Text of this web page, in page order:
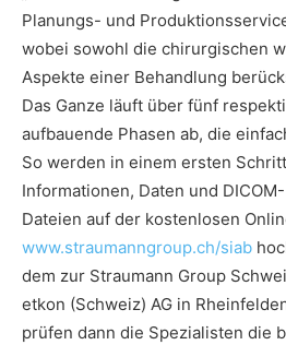
Planungs- und
wobei sowohl die chirurgischen
Aspekte einer Behandlung
Das Ganze läuft über fünf
aufbauende Phasen ab, die
So werden in einem ersten
Informationen, Daten und
Dateien auf der kostenlosen
www.straumanngroup.ch/siab
dem zur Straumann Group
etkon (Schweiz) AG in
prüfen dann die Spezialisten die